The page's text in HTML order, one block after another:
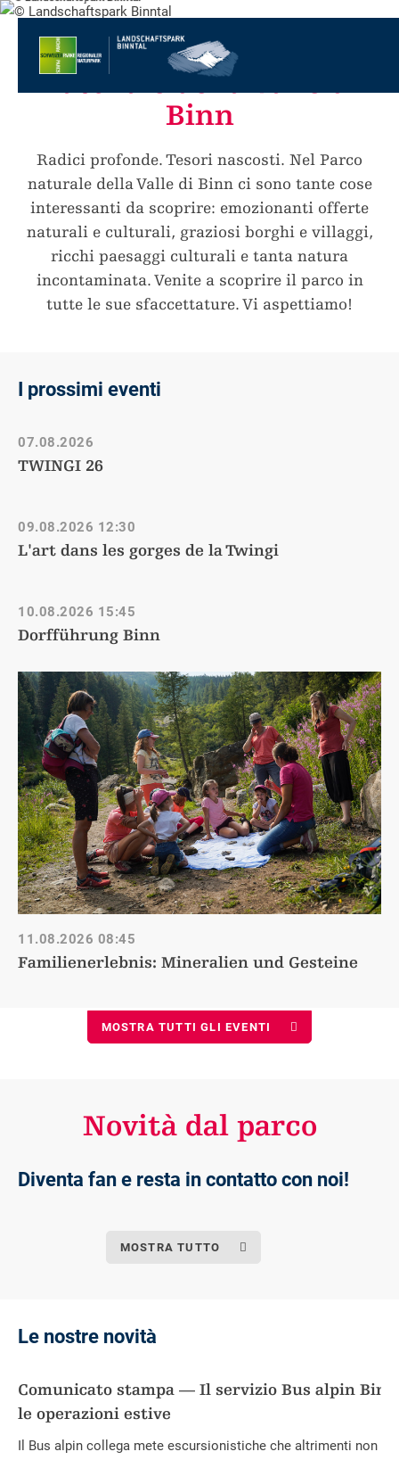
Alla
iniziale
navigazioneBenvenuti nel parco
naturale della Valle di
Binn
Radici profonde. Tesori nascosti. Nel Parco
naturale della Valle di Binn ci sono tante cose
interessanti da scoprire: emozionanti offerte
naturali e culturali, graziosi borghi e villaggi,
ricchi paesaggi culturali e tanta natura
incontaminata. Venite a scoprire il parco in
tutte le sue sfaccettature. Vi aspettiamo!
I prossimi eventi
TWINGI 26
07.08.2026
L'art dans les gorges de la Twingi
09.08.2026 12:30
Dorfführung Binn
10.08.2026 15:45
Familienerlebnis: Mineralien und Gesteine
11.08.2026 08:45
MOSTRA TUTTI GLI EVENTI
Novità dal parco
Diventa fan e resta in contatto con noi!
MOSTRA TUTTO
Le nostre novità
Comunicato stampa — Il servizio Bus alpin
le operazioni estive
Il Bus alpin collega mete escursionistiche che altrimenti non